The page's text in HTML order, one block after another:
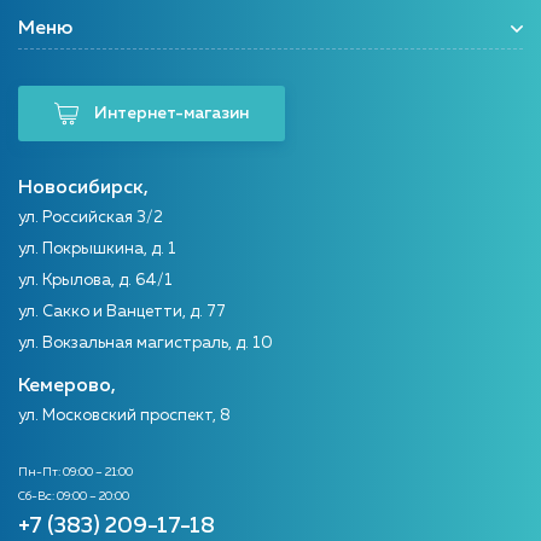
Меню
Интернет-магазин
Новосибирск,
ул. Российская 3/2
ул. Покрышкина, д. 1
ул. Крылова, д. 64/1
ул. Сакко и Ванцетти, д. 77
ул. Вокзальная магистраль, д. 10
Кемерово,
ул. Московский проспект, 8
Пн-Пт: 09:00 – 21:00
Сб-Вс: 09:00 – 20:00
+7 (383) 209-17-18